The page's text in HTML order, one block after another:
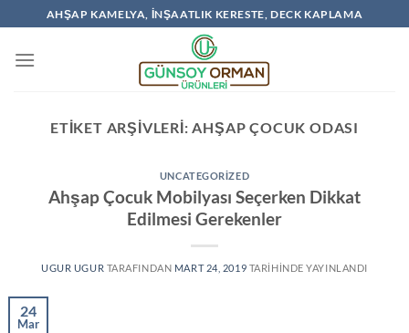
AHŞAP KAMELYA, İNŞAATLIK KERESTE, DECK KAPLAMA
ETIKET ARŞIVLERI:AHŞAP ÇOCUK ODASI
UNCATEGORIZED
Ahşap Çocuk Mobilyası Seçerken Dikkat
Edilmesi Gerekenler
UGUR UGUR TARAFINDAN MART 24, 2019 TARIHINDE YAYINLANDI
24
Mar